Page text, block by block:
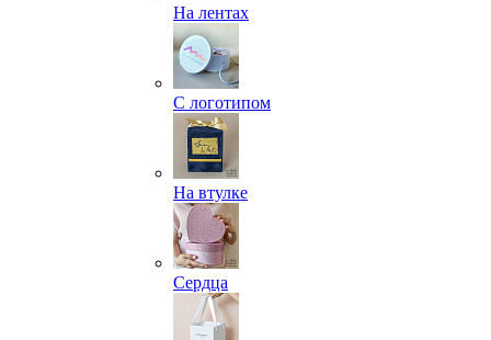
На лентах
С логотипом
На втулке
Сердца